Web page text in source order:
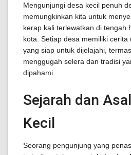
Mengunjungi desa kecil penuh
memungkinkan kita untuk
kerap kali terlewatkan di tengah
kota. Setiap desa memiliki cerita
yang siap untuk dijelajahi,
menggugah selera dan tradisi
dipahami.
Sejarah dan
Kecil
Seorang pengunjung yang